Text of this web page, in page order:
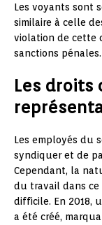
Les voyants sont
similaire à celle
violation de cette
sanctions pénales.
Les droits
Les employés du
syndiquer et de
Cependant, la
du travail dans ce
difficile. En 2018,
a été créé,